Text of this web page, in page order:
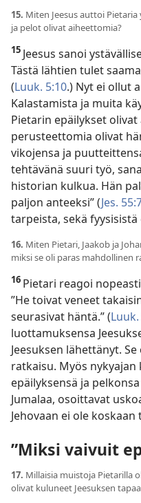
15. Miten Jeesus auttoi
ja pelot olivat aiheettomia?
15 Jeesus sanoi
Tästä lähtien tulet
(Luuk. 5:10.) Nyt ei ollut
Kalastamista ja muita
Pietarin epäilykset
perusteettomia olivat
vikojensa ja
tehtävänä suuri työ,
historian kulkua. Hän
paljon anteeksi” (Jes.
tarpeista, sekä
16. Miten Pietari, Jaakob ja
miksi se oli paras mahdollinen
16 Pietari reagoi
”He toivat veneet
seurasivat häntä.” (Luuk.
luottamuksensa
Jeesuksen lähettänyt.
ratkaisu. Myös
epäilyksensä ja pelkonsa
Jumalaa, osoittavat
Jehovaan ei ole koskaan
”Miksi vaivuit
17. Millaisia muistoja Pietarilla
olivat kuluneet Jeesuksen